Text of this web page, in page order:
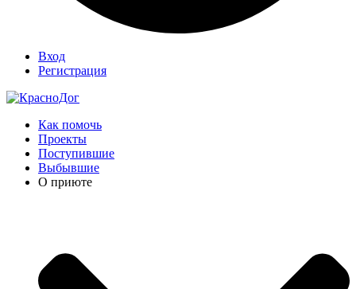
Вход
Регистрация
Как помочь
Проекты
Поступившие
Выбывшие
О приюте